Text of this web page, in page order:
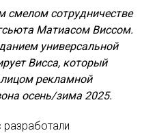
смелом сотрудничестве
Матиасом Виссом.
универсальной
Висса, который
рекламной
осень/зима 2025.
разработали